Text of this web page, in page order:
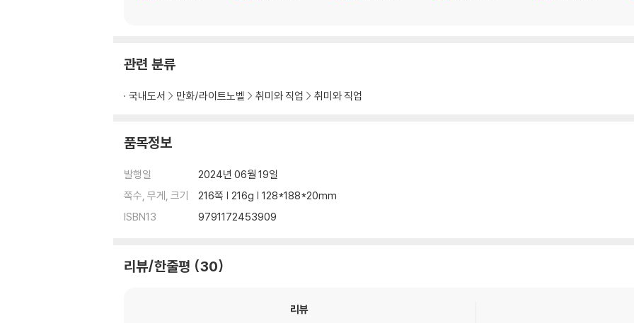
관련 분류
국내도서 만화/라이트노벨 취미와 직업 취미와 직업
품목정보
발행일
2024년 06월 19일
쪽수, 무게, 크기
216쪽 | 216g | 128*188*20mm
ISBN13
9791172453909
리뷰/한줄평 30
리뷰